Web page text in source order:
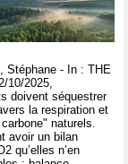
Stéphane - In : THE
10/2025,
doivent séquestrer
la respiration et
naturels.
avoir un bilan
qu’elles n’en